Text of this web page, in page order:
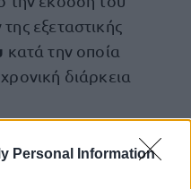
Personal Information
εξεταστικής
κατά την οποία
διάρκεια